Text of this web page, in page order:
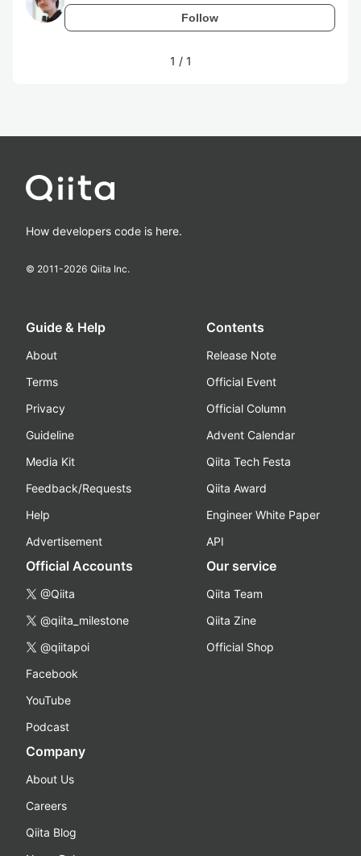
Follow
1 / 1
How developers code is here.
© 2011-2026 Qiita Inc.
Guide & Help
About
Terms
Privacy
Guideline
Media Kit
Feedback/Requests
Help
Advertisement
Contents
Release Note
Official Event
Official Column
Advent Calendar
Qiita Tech Festa
Qiita Award
Engineer White Paper
API
Official Accounts
@Qiita
@qiita_milestone
@qiitapoi
Facebook
YouTube
Podcast
Our service
Qiita Team
Qiita Zine
Official Shop
Company
About Us
Careers
Qiita Blog